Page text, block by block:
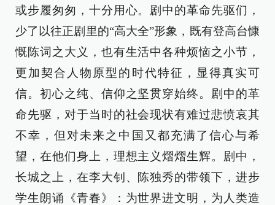
或步履匆匆，十分用心。剧中的革命先驱们，
少了以往正剧里的“高大全”形象，既有登高台慷
慨陈词之大义，也有生活中各种烦恼之小节，
更加契合人物原型的时代特征，显得真实可
信。初心之纯、信仰之坚贯穿始终。剧中的革
命先驱，对于当时的社会现状有难过悲愤哀其
不幸，但对未来之中国又都充满了信心与希
望，在他们身上，理想主义熠熠生辉。剧中，
长城之上，在李大钊、陈独秀的带领下，进步
学生朗诵《青春》：为世界进文明，为人类造